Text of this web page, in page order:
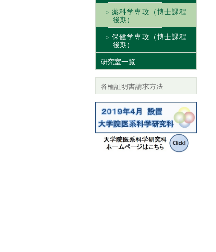
薬科学専攻（博士課程
後期）
保健学専攻（博士課程
後期）
研究室一覧
各種証明書請求方法